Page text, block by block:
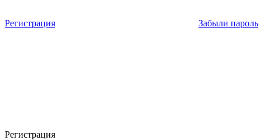
Регистрация Забыли пароль
Регистрация